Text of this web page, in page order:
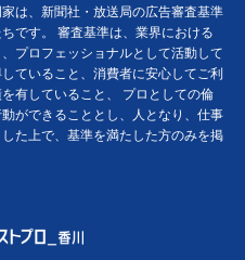
は、新聞社・放送局の広告審査基準
です。 審査基準は、業界における
プロフェッショナルとして活動して
ていること、消費者に安心してご利
有していること、 プロとしての倫
ができることとし、人となり、仕事
た上で、基準を満たした方のみを掲